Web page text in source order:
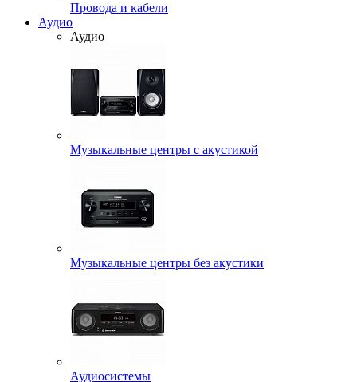
Провода и кабели
Аудио
Аудио
Музыкальные центры с акустикой
Музыкальные центры без акустики
Аудиосистемы